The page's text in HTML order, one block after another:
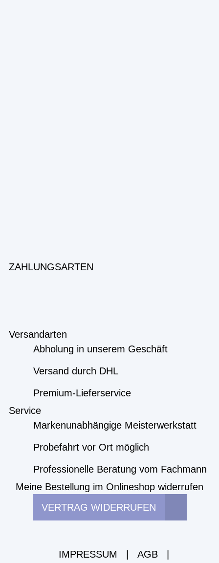
ZAHLUNGSARTEN
Versandarten
Abholung in unserem Geschäft
Versand durch DHL
Premium-Lieferservice
Service
Markenunabhängige Meisterwerkstatt
Probefahrt vor Ort möglich
Professionelle Beratung vom Fachmann
Meine Bestellung im Onlineshop widerrufen
VERTRAG WIDERRUFEN
IMPRESSUM AGB